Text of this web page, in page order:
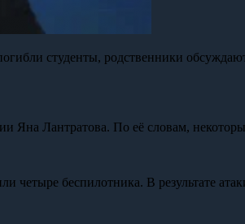
студенты, родственники
Яна Лантратова. По её словам,
беспилотника. В результате